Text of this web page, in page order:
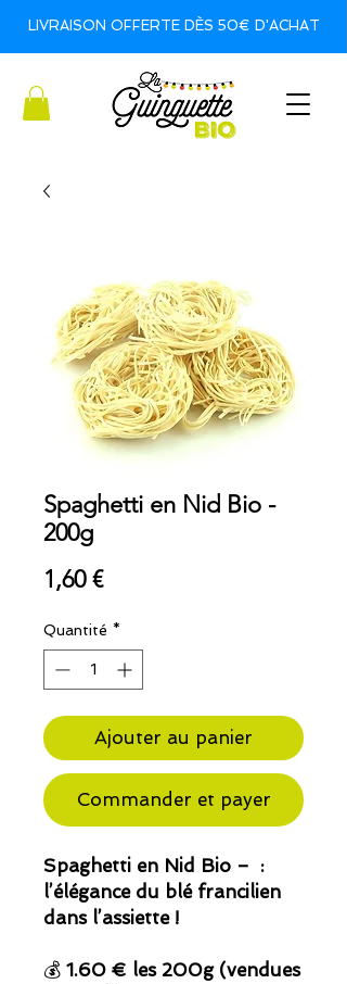
LIVRAISON OFFERTE DÈS 50€ D'ACHAT
Spaghetti en Nid Bio -
200g
1,60 €Prix
Quantité *
Ajouter au panier
Commander et payer
Spaghetti en Nid Bio – :
l’élégance du blé francilien
dans l’assiette !
💰 1.60 € les 200g (vendues